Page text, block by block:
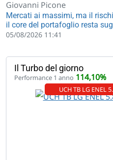
Giovanni Picone
Mercati ai massimi, ma il
il core del portafoglio resta
05/08/2026 11:41
Il Turbo del giorno
Performance 1 anno 114,10%
UCH TB LG ENEL